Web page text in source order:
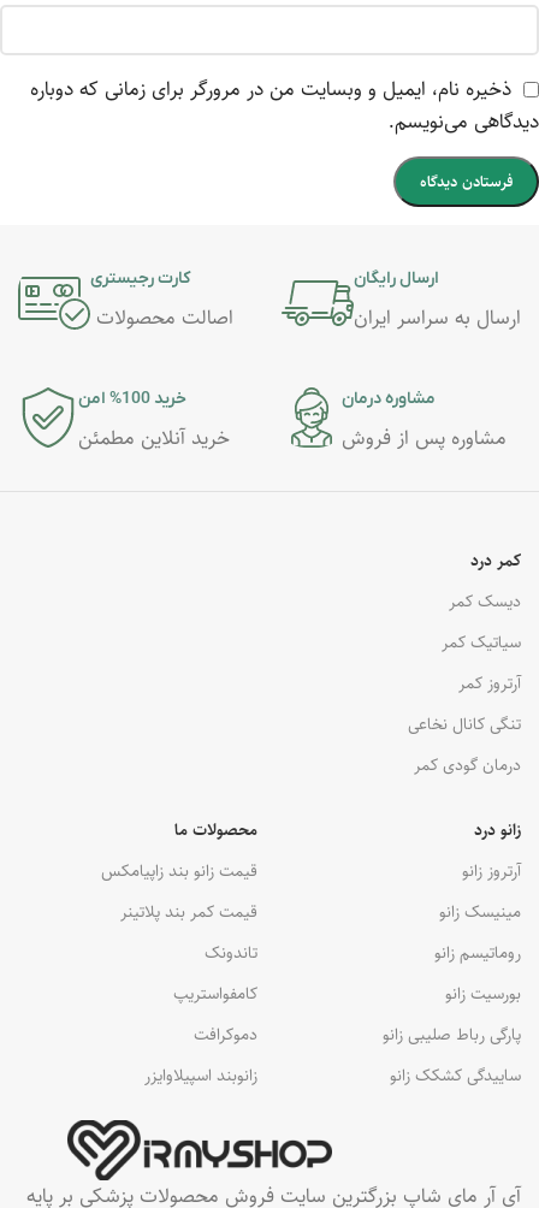
ذخیره نام، ایمیل و وبسایت من در مرورگر برای زمانی که دوباره
دیدگاهی می‌نویسم.
ارسال رایگان
ارسال به سراسر ایران
کارت رجیستری
اصالت محصولات
مشاوره درمان
مشاوره پس از فروش
خرید 100% امن
خرید آنلاین مطمئن
آی آر مای شاپ بزرگترین سایت فروش محصولات پزشکی بر پایه
محصولات ما
قیمت زانو بند زاپیامکس
قیمت کمر بند پلاتینر
تاندونک
کامفواستریپ
دموکرافت
زانوبند اسپیلاوایزر
زانو درد
آرتروز زانو
مینیسک زانو
روماتیسم زانو
بورسیت زانو
پارگی رباط صلیبی زانو
ساییدگی کشکک زانو
کمر درد
دیسک کمر
سیاتیک کمر
آرتروز کمر
تنگی کانال نخاعی
درمان گودی کمر